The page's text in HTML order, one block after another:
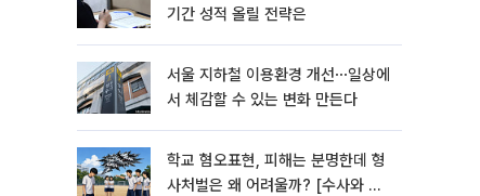
기간 성적 올릴 전략은
서울 지하철 이용환경 개선⋯일상에
서 체감할 수 있는 변화 만든다
학교 혐오표현, 피해는 분명한데 형
사처벌은 왜 어려울까? [수사와 재